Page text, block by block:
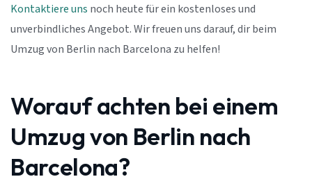
Kontaktiere uns noch heute für ein kostenloses und
unverbindliches Angebot. Wir freuen uns darauf, dir beim
Umzug von Berlin nach Barcelona zu helfen!
Worauf achten bei einem
Umzug von Berlin nach
Barcelona?